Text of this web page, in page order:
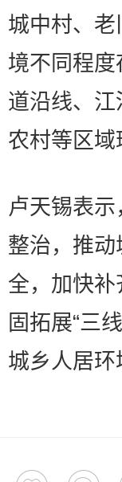
城中村、
境不同程度
道沿线、
农村等区域
卢天锡表
整治，推
全，加快
固拓展“三
城乡人居